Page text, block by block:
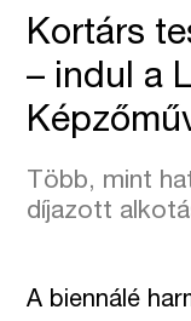
Kortárs
– indul a
Több, mint
díjazott
A biennálé